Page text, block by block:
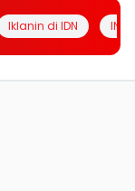
Iklanin di IDN